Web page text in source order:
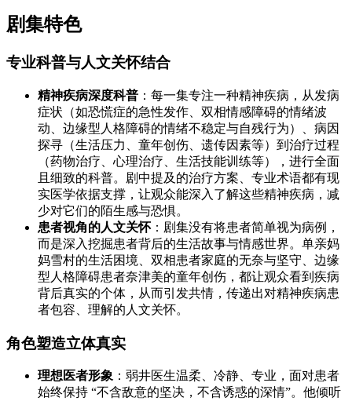
剧集特色
专业科普与人文关怀结合
精神疾病深度科普 ：每一集专注一种精神疾病，从发病
症状（如恐慌症的急性发作、双相情感障碍的情绪波
动、边缘型人格障碍的情绪不稳定与自残行为）、病因
探寻（生活压力、童年创伤、遗传因素等）到治疗过程
（药物治疗、心理治疗、生活技能训练等），进行全面
且细致的科普。剧中提及的治疗方案、专业术语都有现
实医学依据支撑，让观众能深入了解这些精神疾病，减
少对它们的陌生感与恐惧。
患者视角的人文关怀：剧集没有将患者简单视为病例，
而是深入挖掘患者背后的生活故事与情感世界。单亲妈
妈雪村的生活困境、双相患者家庭的无奈与坚守、边缘
型人格障碍患者奈津美的童年创伤，都让观众看到疾病
背后真实的个体，从而引发共情，传递出对精神疾病患
者包容、理解的人文关怀。
角色塑造立体真实
理想医者形象 ：弱井医生温柔、冷静、专业，面对患者
始终保持 “不含敌意的坚决，不含诱惑的深情”。他倾听